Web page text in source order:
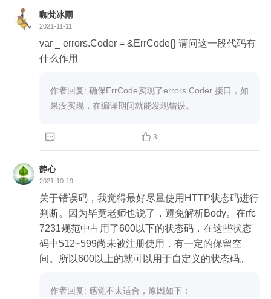
咖梵冰雨
2021-11-11
var _ errors.Coder = &ErrCode{} 请问这一段代码有
什么作用
作者回复: 确保ErrCode实现了errors.Coder 接口，如
果没实现，在编译期间就能发现错误。
  3
静心
2021-10-19
关于错误码，我觉得最好尽量使用HTTP状态码进行
判断。因为毕竟老师也说了，避免解析Body。在rfc
7231规范中占用了600以下的状态码，在这些状态
码中512~599尚未被注册使用，有一定的保留空
间。所以600以上的就可以用于自定义的状态码。
作者回复: 感觉不太适合，原因如下：